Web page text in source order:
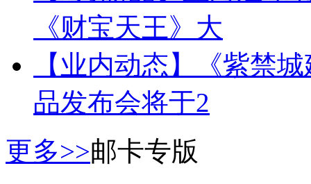
《财宝天王》大
【业内动态】《紫禁
品发布会将于2
更多>>邮卡专版